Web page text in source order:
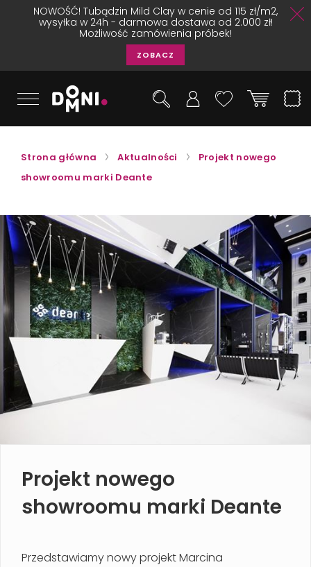
NOWOŚĆ! Tubądzin Mild Clay w cenie od 115 zł/m2,
wysyłka w 24h - darmowa dostawa od 2.000 zł!
Możliwość zamówienia próbek!
ZOBACZ
Strona główna Aktualności
Projekt nowego
showroomu marki Deante
Projekt nowego
showroomu marki Deante
Przedstawiamy nowy projekt Marcina